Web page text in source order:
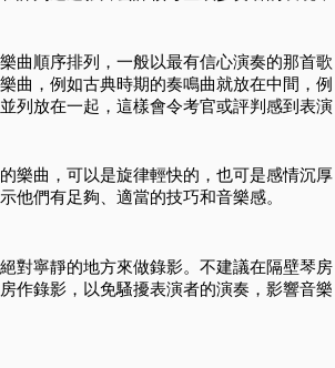
曲順序排列，一般以最有信心演奏的那首歌
曲，例如古典時期的奏鳴曲就放在中間，例
列放在一起，這樣會令考官或評判感到表演
樂曲，可以是旋律輕快的，也可是感情沉厚
他們有足夠、適當的技巧和音樂感。
對寧靜的地方來做錄影。不建議在隔壁琴房
作錄影，以免騷擾表演者的演奏，影響音樂